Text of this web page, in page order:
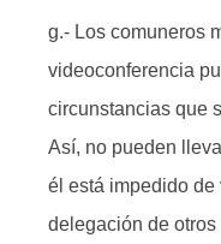
g.- Los comuneros
videoconferencia
circunstancias que
Así, no pueden
él está impedido de
delegación de